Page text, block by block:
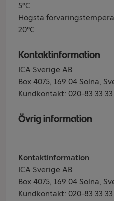
5°C
Högsta
20°C
Kontaktinformation
ICA Sverige AB
Box 4075, 169 04 Solna,
Kundkontakt: 020-83 33
Övrig information
Kontaktinformation
ICA Sverige AB
Box 4075, 169 04 Solna,
Kundkontakt: 020-83 33